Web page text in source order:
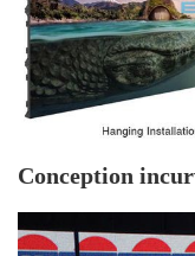
Vie prévue
Entretien
Estimation d'IP
Conception